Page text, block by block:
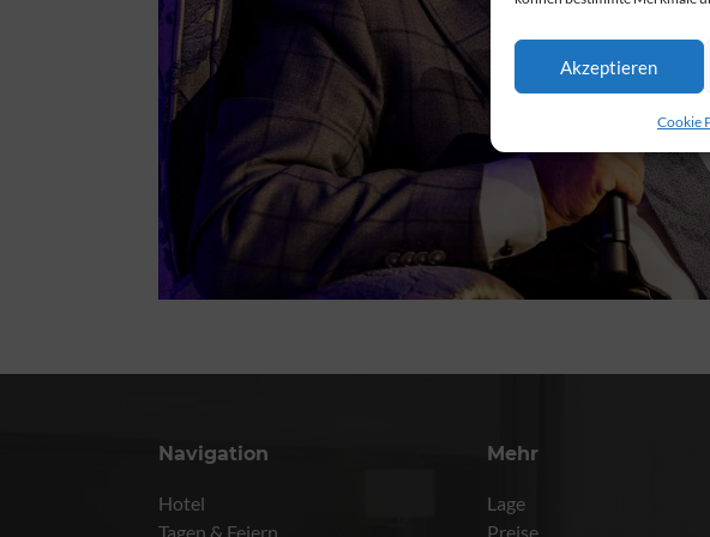
Akzeptieren
Cookie
Navigation
Hotel
Tagen & Feiern
Mehr
Lage
Preise